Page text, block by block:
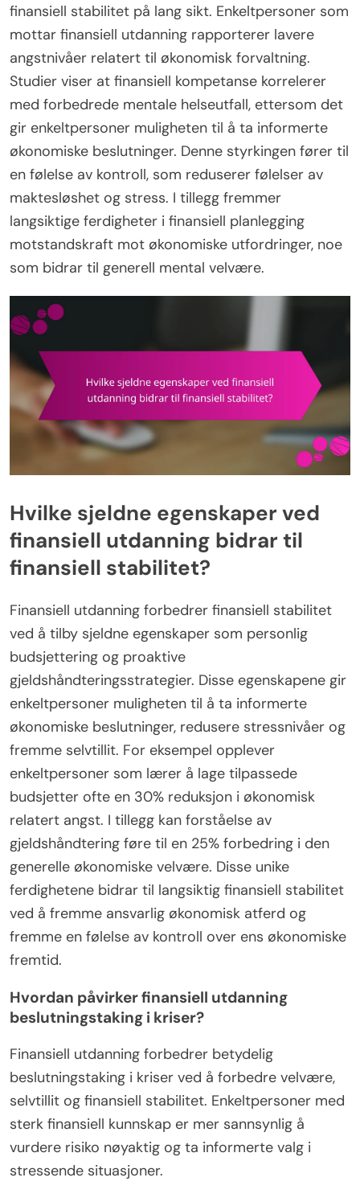
finansiell stabilitet på lang sikt. Enkeltpersoner som
mottar finansiell utdanning rapporterer lavere
angstnivåer relatert til økonomisk forvaltning.
Studier viser at finansiell kompetanse korrelerer
med forbedrede mentale helseutfall, ettersom det
gir enkeltpersoner muligheten til å ta informerte
økonomiske beslutninger. Denne styrkingen fører til
en følelse av kontroll, som reduserer følelser av
maktesløshet og stress. I tillegg fremmer
langsiktige ferdigheter i finansiell planlegging
motstandskraft mot økonomiske utfordringer, noe
som bidrar til generell mental velvære.
Hvilke sjeldne egenskaper ved
finansiell utdanning bidrar til
finansiell stabilitet?
Finansiell utdanning forbedrer finansiell stabilitet
ved å tilby sjeldne egenskaper som personlig
budsjettering og proaktive
gjeldshåndteringsstrategier. Disse egenskapene gir
enkeltpersoner muligheten til å ta informerte
økonomiske beslutninger, redusere stressnivåer og
fremme selvtillit. For eksempel opplever
enkeltpersoner som lærer å lage tilpassede
budsjetter ofte en 30% reduksjon i økonomisk
relatert angst. I tillegg kan forståelse av
gjeldshåndtering føre til en 25% forbedring i den
generelle økonomiske velvære. Disse unike
ferdighetene bidrar til langsiktig finansiell stabilitet
ved å fremme ansvarlig økonomisk atferd og
fremme en følelse av kontroll over ens økonomiske
fremtid.
Hvordan påvirker finansiell utdanning
beslutningstaking i kriser?
Finansiell utdanning forbedrer betydelig
beslutningstaking i kriser ved å forbedre velvære,
selvtillit og finansiell stabilitet. Enkeltpersoner med
sterk finansiell kunnskap er mer sannsynlig å
vurdere risiko nøyaktig og ta informerte valg i
stressende situasjoner.